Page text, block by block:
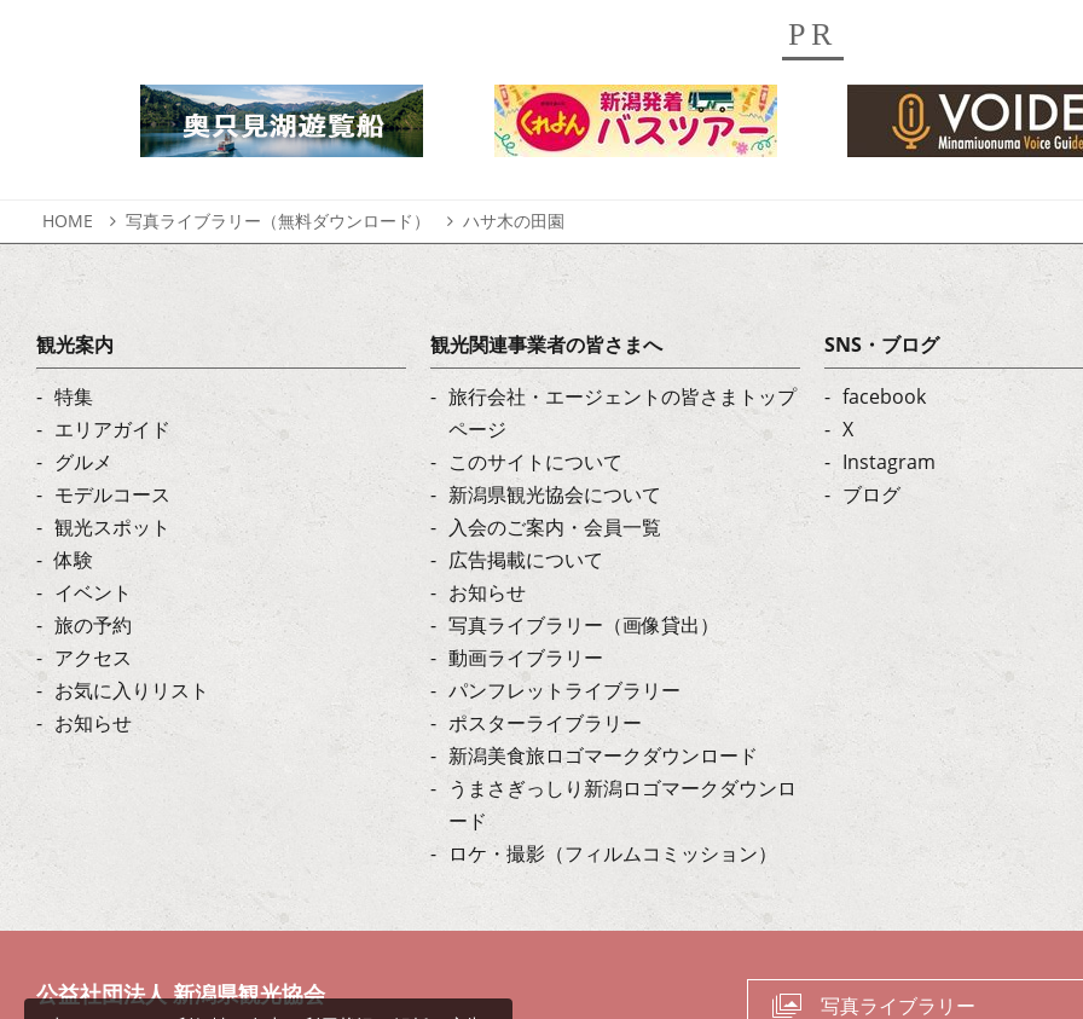
PR
HOME 写真ライブラリー（無料ダウンロード） ハサ木の田園
観光案内
特集
エリアガイド
グルメ
モデルコース
観光スポット
体験
イベント
旅の予約
アクセス
お気に入りリスト
お知らせ
観光関連事業者の皆さまへ
旅行会社・エージェントの皆さまトップ
ページ
このサイトについて
新潟県観光協会について
入会のご案内・会員一覧
広告掲載について
お知らせ
写真ライブラリー（画像貸出）
動画ライブラリー
パンフレットライブラリー
ポスターライブラリー
新潟美食旅ロゴマークダウンロード
うまさぎっしり新潟ロゴマークダウンロ
ード
ロケ・撮影（フィルムコミッション）
SNS・ブログ
facebook
X
Instagram
ブログ
公益社団法人 新潟県観光協会 写真ライブラリー